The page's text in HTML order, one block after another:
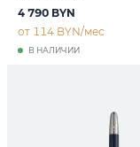
В НАЛИЧИИ
4 790 BYN
от 114 BYN/мес